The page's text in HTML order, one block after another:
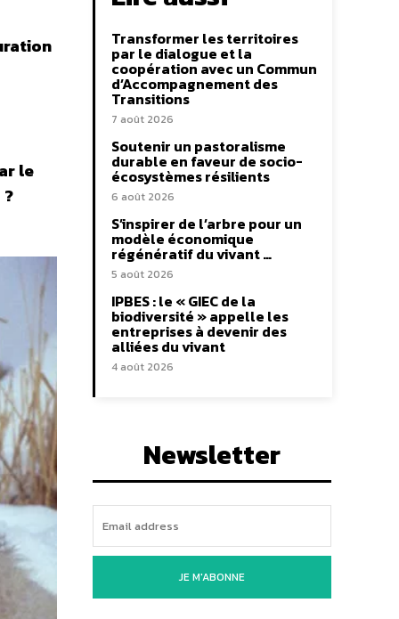
le
Transformer les territoires
par le dialogue et la
coopération avec un Commun
d’Accompagnement des
Transitions
7 août 2026
Soutenir un pastoralisme
durable en faveur de socio-
écosystèmes résilients
6 août 2026
S’inspirer de l’arbre pour un
modèle économique
régénératif du vivant …
5 août 2026
IPBES : le « GIEC de la
biodiversité » appelle les
entreprises à devenir des
alliées du vivant
4 août 2026
Newsletter
JE M'ABONNE